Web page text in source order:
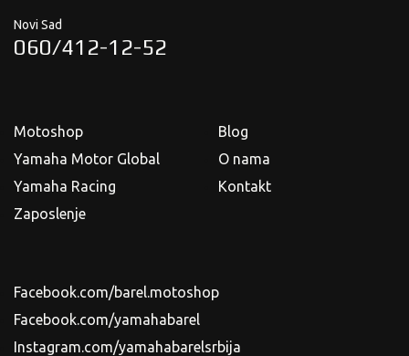
Novi Sad
060/412-12-52
Motoshop
Yamaha Motor Global
Yamaha Racing
Zaposlenje
Blog
O nama
Kontakt
Facebook.com/barel.motoshop
Facebook.com/yamahabarel
Instagram.com/yamahabarelsrbija